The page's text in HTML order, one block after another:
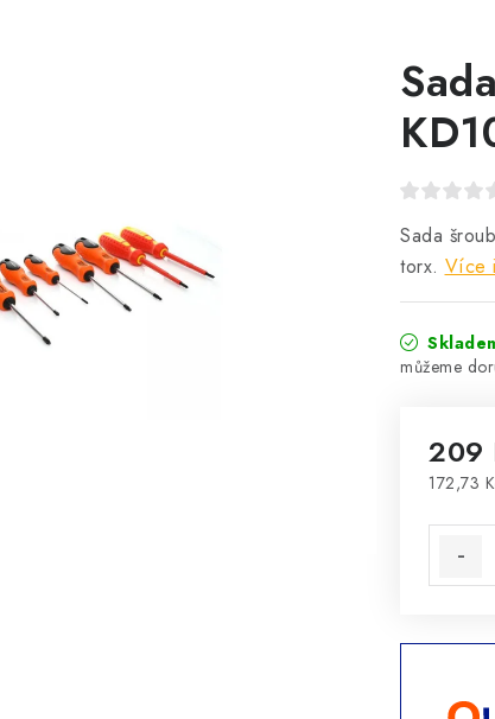
Sada
torx. Více
209
172,73